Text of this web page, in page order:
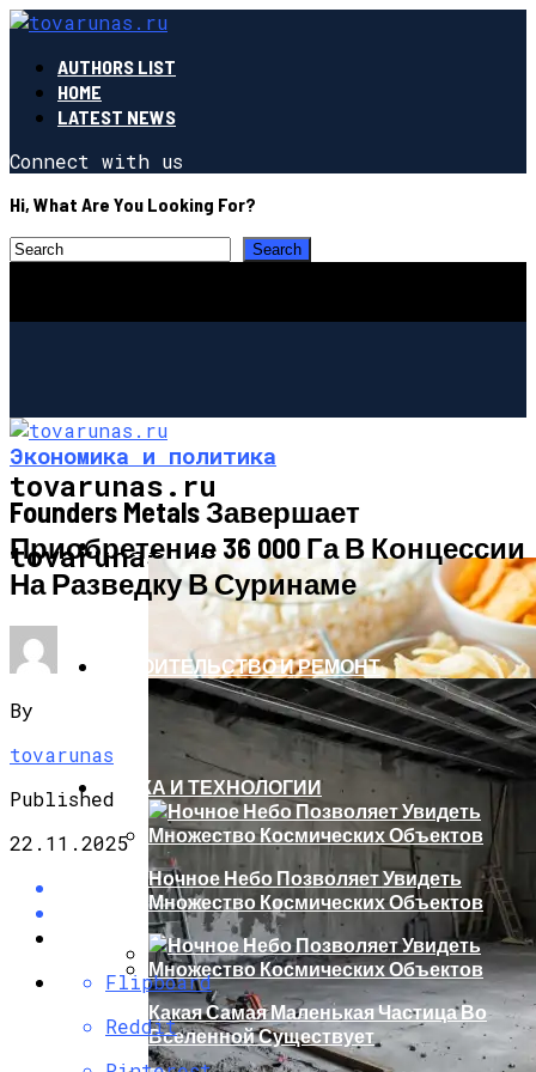
AUTHORS LIST
HOME
LATEST NEWS
Connect with us
Hi, What Are You Looking For?
tovarunas.ru
tovarunas.ru
ЗДОРОВЬЕ И КРАСОТА
32 Убийственные Причины. Ученые
Доказали: Фастфуд И Чипсы Вреднее
Табака
СТРОИТЕЛЬСТВО И РЕМОНТ
НАУКА И ТЕХНОЛОГИИ
Ночное Небо Позволяет Увидеть
Множество Космических Объектов
Какая Самая Маленькая Частица Во
Вселенной Существует
Экономика и политика
Founders Metals Завершает
Приобретение 36 000 Га В Концессии
На Разведку В Суринаме
By
tovarunas
Published
22.11.2025
Flipboard
Reddit